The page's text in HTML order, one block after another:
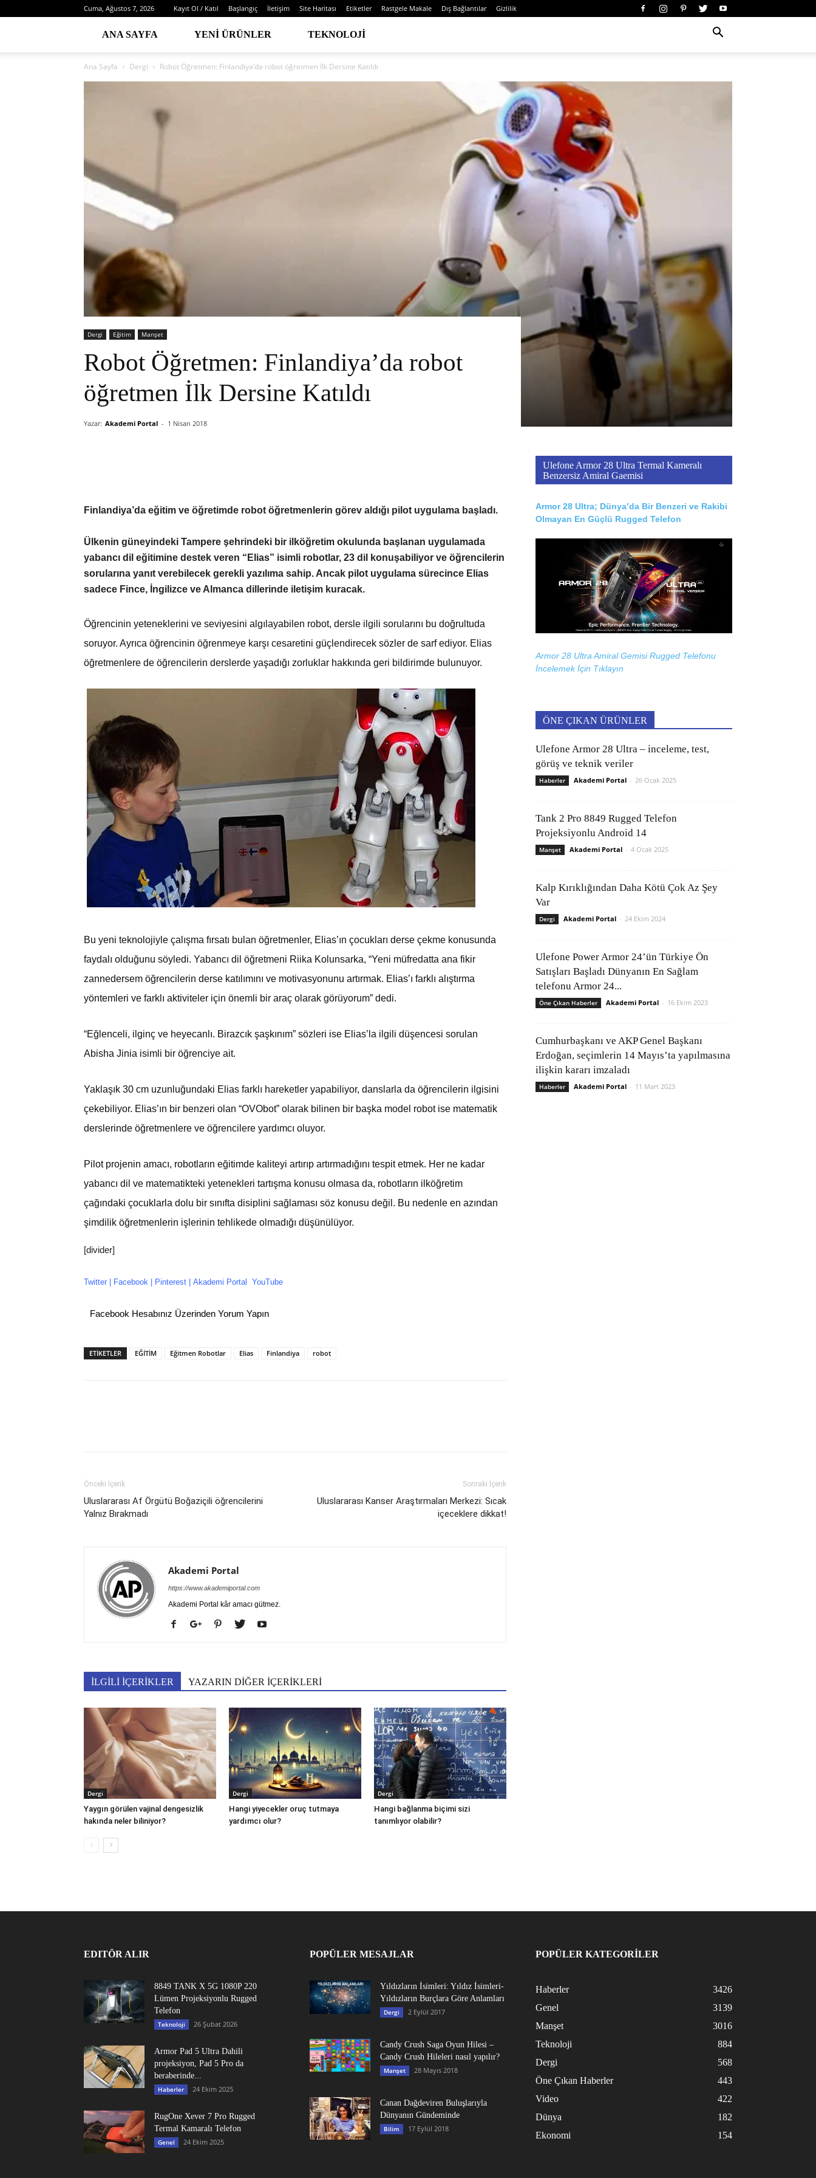
Cuma, Ağustos 7, 2026 Kayıt Ol / Katıl Başlangıç İletişim Site Haritası Etiketler Rastgele Makale Dış Bağlantılar Gizlilik
ANA SAYFA YENI ÜRÜNLER TEKNOLOJI
Ana Sayfa Dergi Robot Öğretmen: Finlandiya’da robot öğretmen İlk Dersine Katıldı
Dergi Eğitim Manşet
Robot Öğretmen: Finlandiya’da robot
öğretmen İlk Dersine Katıldı
Yazar: Akademi Portal - 1 Nisan 2018
Finlandiya’da eğitim ve öğretimde robot öğretmenlerin görev aldığı pilot uygulama başladı.
Ülkenin güneyindeki Tampere şehrindeki bir ilköğretim okulunda başlanan uygulamada
yabancı dil eğitimine destek veren “Elias” isimli robotlar, 23 dil konuşabiliyor ve öğrencilerin
sorularına yanıt verebilecek gerekli yazılıma sahip. Ancak pilot uygulama sürecince Elias
sadece Fince, İngilizce ve Almanca dillerinde iletişim kuracak.
Öğrencinin yeteneklerini ve seviyesini algılayabilen robot, dersle ilgili sorularını bu doğrultuda
soruyor. Ayrıca öğrencinin öğrenmeye karşı cesaretini güçlendirecek sözler de sarf ediyor. Elias
öğretmenlere de öğrencilerin derslerde yaşadığı zorluklar hakkında geri bildirimde bulunuyor.
Bu yeni teknolojiyle çalışma fırsatı bulan öğretmenler, Elias’ın çocukları derse çekme konusunda
faydalı olduğunu söyledi. Yabancı dil öğretmeni Riika Kolunsarka, “Yeni müfredatta ana fikir
zannedersem öğrencilerin derse katılımını ve motivasyonunu artırmak. Elias’ı farklı alıştırma
yöntemleri ve farklı aktiviteler için önemli bir araç olarak görüyorum” dedi.
“Eğlenceli, ilginç ve heyecanlı. Birazcık şaşkınım” sözleri ise Elias’la ilgili düşencesi sorulan
Abisha Jinia isimli bir öğrenciye ait.
Yaklaşık 30 cm uzunluğundaki Elias farklı hareketler yapabiliyor, danslarla da öğrencilerin ilgisini
çekebiliyor. Elias’ın bir benzeri olan “OVObot” olarak bilinen bir başka model robot ise matematik
derslerinde öğretmenlere ve öğrencilere yardımcı oluyor.
Pilot projenin amacı, robotların eğitimde kaliteyi artırıp artırmadığını tespit etmek. Her ne kadar
yabancı dil ve matematikteki yetenekleri tartışma konusu olmasa da, robotların ilköğretim
çağındaki çocuklarla dolu bir sınıfta disiplini sağlaması söz konusu değil. Bu nedenle en azından
şimdilik öğretmenlerin işlerinin tehlikede olmadığı düşünülüyor.
[divider]
Twitter Facebook | Pinterest Akademi Portal YouTube
Facebook Hesabınız Üzerinden Yorum Yapın
ETİKETLER EĞİTİM Eğitmen Robotlar Elias Finlandiya robot
Önceki İçerik
Uluslararası Af Örgütü Boğaziçili öğrencilerini
Yalnız Bırakmadı
Sonraki İçerik
Uluslararası Kanser Araştırmaları Merkezi: Sıcak
içeceklere dikkat!
Akademi Portal
https://www.akademiportal.com
Akademi Portal kâr amacı gütmez.
İLGİLİ İÇERİKLER YAZARIN DİĞER İÇERİKLERİ
Dergi
Yaygın görülen vajinal dengesizlik
hakında neler biliniyor?
Dergi
Hangi yiyecekler oruç tutmaya
yardımcı olur?
Dergi
Hangi bağlanma biçimi sizi
tanımlıyor olabilir?
Ulefone Armor 28 Ultra Termal Kameralı
Benzersiz Amiral Gaemisi
Armor 28 Ultra; Dünya’da Bir Benzeri ve Rakibi
Olmayan En Güçlü Rugged Telefon
Armor 28 Ultra Amiral Gemisi Rugged Telefonu
İncelemek İçin Tıklayın
ÖNE ÇIKAN ÜRÜNLER
Ulefone Armor 28 Ultra – inceleme, test,
görüş ve teknik veriler
Haberler Akademi Portal - 26 Ocak 2025
Tank 2 Pro 8849 Rugged Telefon
Projeksiyonlu Android 14
Manşet Akademi Portal - 4 Ocak 2025
Kalp Kırıklığından Daha Kötü Çok Az Şey
Var
Dergi Akademi Portal - 24 Ekim 2024
Ulefone Power Armor 24’ün Türkiye Ön
Satışları Başladı Dünyanın En Sağlam
telefonu Armor 24...
Öne Çıkan Haberler Akademi Portal - 16 Ekim 2023
Cumhurbaşkanı ve AKP Genel Başkanı
Erdoğan, seçimlerin 14 Mayıs’ta yapılmasına
ilişkin kararı imzaladı
Haberler Akademi Portal - 11 Mart 2023
EDITÖR ALIR
8849 TANK X 5G 1080P 220
Lümen Projeksiyonlu Rugged
Telefon
Teknoloji 26 Şubat 2026
Armor Pad 5 Ultra Dahili
projeksiyon, Pad 5 Pro da
beraberinde...
Haberler 24 Ekim 2025
RugOne Xever 7 Pro Rugged
Termal Kamaralı Telefon
Genel 24 Ekim 2025
POPÜLER MESAJLAR
Yıldızların İsimleri: Yıldız İsimleri-
Yıldızların Burçlara Göre Anlamları
Dergi 2 Eylül 2017
Candy Crush Saga Oyun Hilesi –
Candy Crush Hileleri nasıl yapılır?
Manşet 28 Mayıs 2018
Canan Dağdeviren Buluşlarıyla
Dünyanın Gündeminde
Bilim 17 Eylül 2018
POPÜLER KATEGORİLER
Haberler
3426
Genel
3139
Manşet
3016
Teknoloji
884
Dergi
568
Öne Çıkan Haberler
443
Video
422
Dünya
182
Ekonomi
154